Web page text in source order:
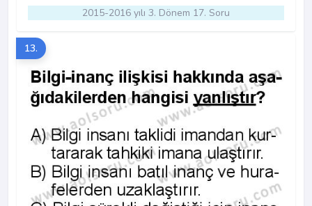
2015-2016 yılı 3. Dönem 17. Soru
13.